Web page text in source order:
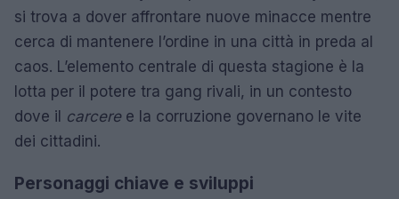
si trova a dover affrontare nuove minacce mentre
cerca di mantenere l’ordine in una città in preda al
caos. L’elemento centrale di questa stagione è la
lotta per il potere tra gang rivali, in un contesto
dove il carceree la corruzione governano le vite
dei cittadini.
Personaggi chiave e sviluppi